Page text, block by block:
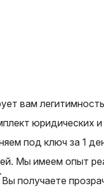
вам
юридических
под ключ за 1
Мы имеем опыт
получаете